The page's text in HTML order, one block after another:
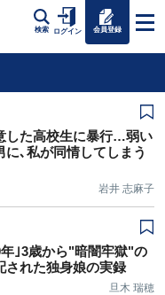
検索 ログイン 会員登録
した高校生に暴行…弱い
に､私が同情してしまう
岩井 志麻子
｣3歳から"暗闇牢獄"の
された独身娘の実録
旦木 瑞穂